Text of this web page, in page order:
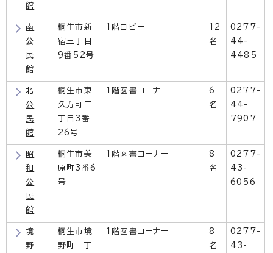
館
南
公
民
館
桐生市新
宿三丁目
9番52号
1階ロビー
12
名
0277-
44-
4485
北
公
民
館
桐生市東
久方町三
丁目3番
26号
1階図書コーナー
6
名
0277-
44-
7907
昭
和
公
民
館
桐生市美
原町3番6
号
1階図書コーナー
8
名
0277-
43-
6056
境
野
桐生市境
野町二丁
1階図書コーナー
8
名
0277-
43-